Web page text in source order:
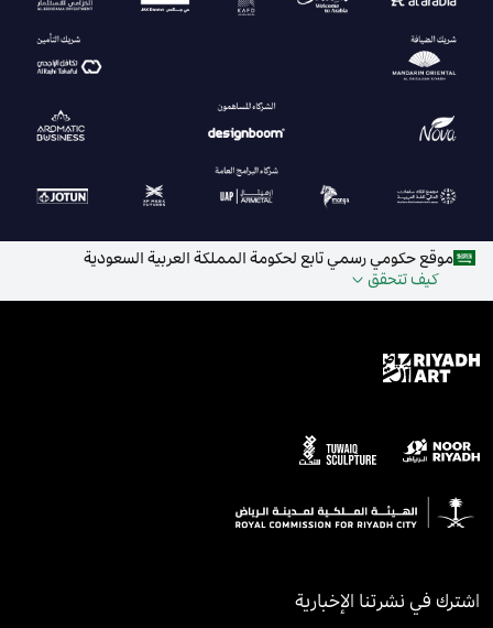
موقع حكومي رسمي تابع لحكومة المملكة العربية السعودية
كيف تتحقق
اشترك في نشرتنا الإخبارية